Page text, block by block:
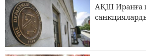
Пезешкиан: Біз келіссөздер
көшбасшыларының әрбір шешімін
Сананың Эр-Риядқа қатаң ескертуі
АҚШ Иранға